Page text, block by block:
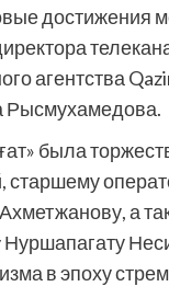
достижения
агентства
Рысмухамедова.
была
старшему
а
Нуршапагату
в эпоху